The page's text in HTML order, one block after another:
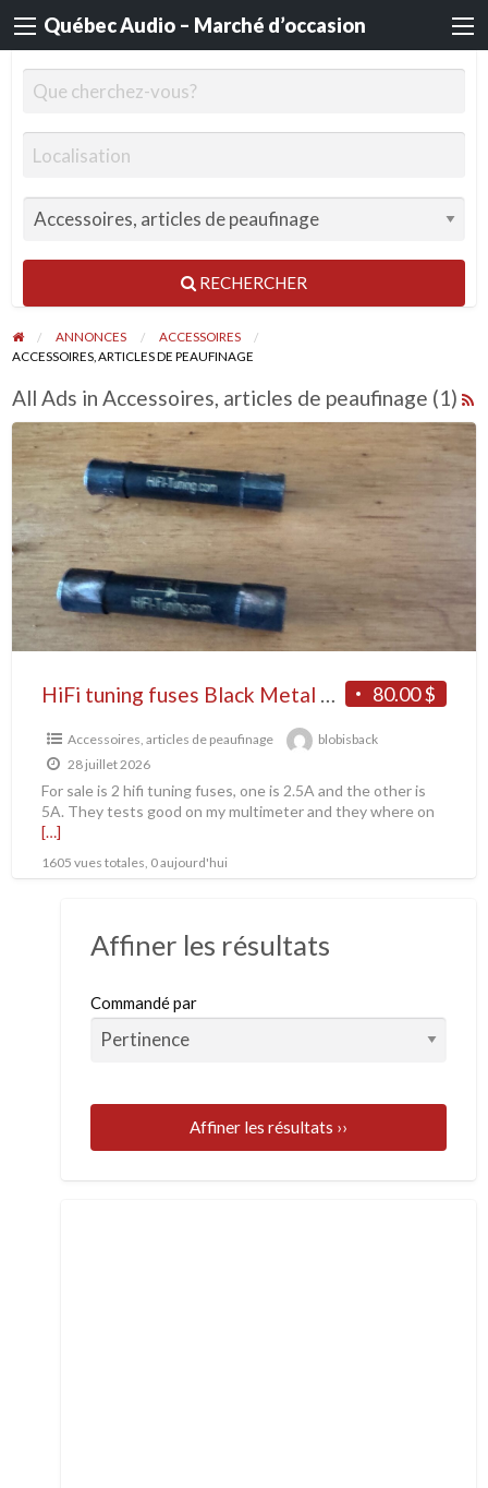
Québec Audio – Marché d’occasion
RECHERCHER
ANNONCES
ACCESSOIRES
ACCESSOIRES, ARTICLES DE PEAUFINAGE
All Ads in Accessoires, articles de peaufinage (1)
80.00 $
HiFi tuning fuses Black Metal And Smoked Black Glass
Accessoires, articles de peaufinage
blobisback
28 juillet 2026
For sale is 2 hifi tuning fuses, one is 2.5A and the other is
5A. They tests good on my multimeter and they where on
[…]
1605 vues totales, 0 aujourd'hui
Affiner les résultats
Commandé par
Affiner les résultats ››